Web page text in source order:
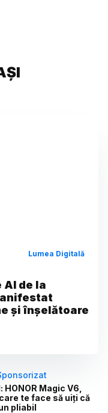
Lumea Digitală
de la
și înșelătoare
HONOR Magic V6,
te face să uiți că
pliabil